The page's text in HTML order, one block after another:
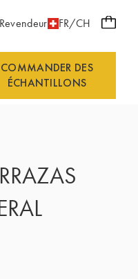
FR/CH
COMMANDER DES
ÉCHANTILLONS